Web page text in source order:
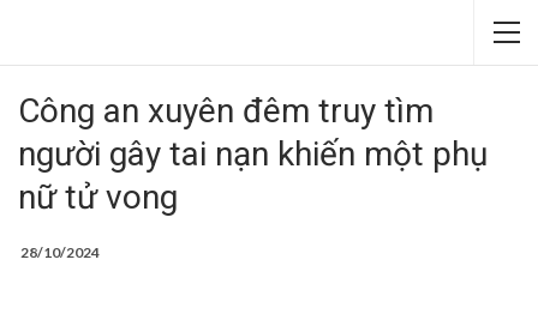
Công an xuyên đêm truy tìm
người gây tai nạn khiến một phụ
nữ tử vong
28/10/2024